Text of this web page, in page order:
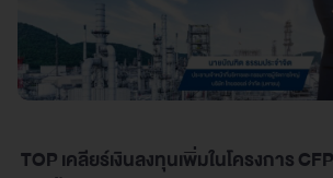
TOPเคลียร์เงินลงทุนเพิ่มในโครงการCFP